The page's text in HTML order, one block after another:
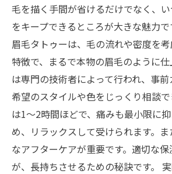
日常
メイク負担を軽減した結果！自
ーを試してみよう
毛を描く手間が省けるだけでなく、
をキープできるところが大きな魅力
眉毛タトゥーは、毛の流れや密度を
特徴で、まるで本物の眉毛のように
は専門の技術者によって行われ、事
希望のスタイルや色をじっくり相談
は1～2時間ほどで、痛みも最小限に
め、リラックスして受けられます。
なアフターケアが重要です。適切な
が、長持ちさせるための秘訣です。